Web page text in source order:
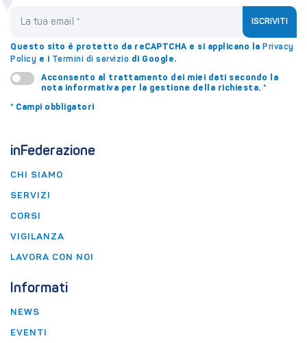
inFederazione
CHI SIAMO
SERVIZI
CORSI
VIGILANZA
LAVORA CON NOI
Informati
NEWS
EVENTI
ISCRIVITI
Questo sito è protetto da reCAPTCHA e si applicano la Privacy
Policy e i Termini di servizio di Google.
Acconsento al trattamento dei miei dati secondo la
nota informativa per la gestione della richiesta. *
* Campi obbligatori